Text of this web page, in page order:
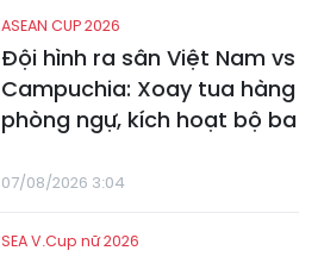
ASEAN CUP 2026
Đội hình ra sân Việt Nam vs
Campuchia: Xoay tua hàng
phòng ngự, kích hoạt bộ ba
07/08/2026 3:04
SEA V.Cup nữ 2026